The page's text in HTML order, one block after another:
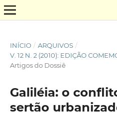
INÍCIO / ARQUIVOS /
V. 12 N. 2 (2010): EDIÇÃO
Artigos do Dossiê
Galiléia: o
sertão